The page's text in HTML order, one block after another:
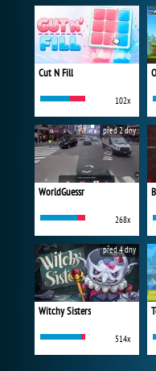
Cut N Fill
102x
WorldGuessr
268x
před 2 dny
Witchy Sisters
514x
před 4 dny